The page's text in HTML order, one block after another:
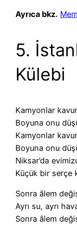
Ayrıca bkz.
5.
Külebi
Kamyonlar
Boyuna onu
Kamyonlar
Boyuna onu
Niksar’da
Küçük bir serçe
Sonra âlem
Ayrı su, ayrı
Sonra âlem